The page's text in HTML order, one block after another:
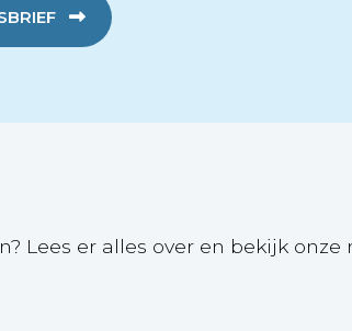
Lees er alles over en bekijk onze